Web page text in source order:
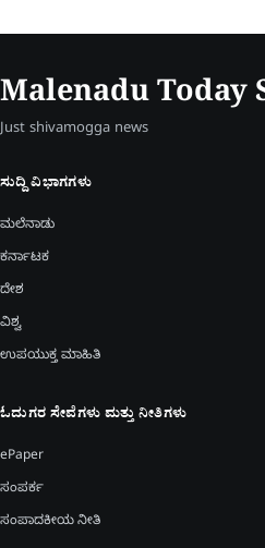
Malenadu Today
Just shivamogga news
ಸುದ್ದಿ ವಿಭಾಗಗಳು
ಮಲೆನಾಡು
ಕರ್ನಾಟಕ
ದೇಶ
ವಿಶ್ವ
ಉಪಯುಕ್ತ ಮಾಹಿತಿ
ಓದುಗರ ಸೇವೆಗಳು ಮತ್ತು ನೀತಿಗಳು
ePaper
ಸಂಪರ್ಕ
ಸಂಪಾದಕೀಯ ನೀತಿ